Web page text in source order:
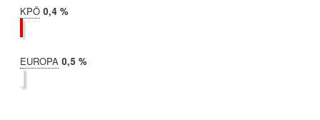
KPÖ 2019:
0,4 %
EUROPA 2019:
0,5 %